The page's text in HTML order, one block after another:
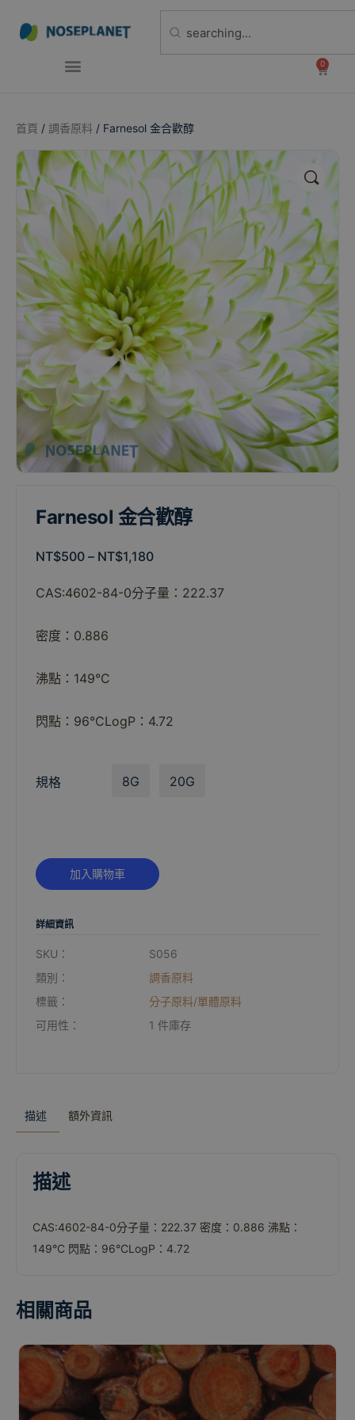
0
首頁 / 調香原料 / Farnesol 金合歡醇
🔍
Farnesol 金合歡醇
NT$500 – NT$1,180
CAS:4602-84-0分子量：222.37
密度：0.886
沸點：149°C
閃點：96°CLogP：4.72
規格 8G 20G
加入購物車
詳細資訊
SKU：
S056
類別：
調香原料
標籤：
分子原料/單體原料
可用性：
1 件庫存
描述 額外資訊
描述
CAS:4602-84-0分子量：222.37 密度：0.886 沸點：
149°C 閃點：96°CLogP：4.72
相關商品